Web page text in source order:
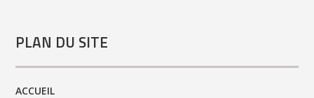
PLAN DU SITE
ACCUEIL